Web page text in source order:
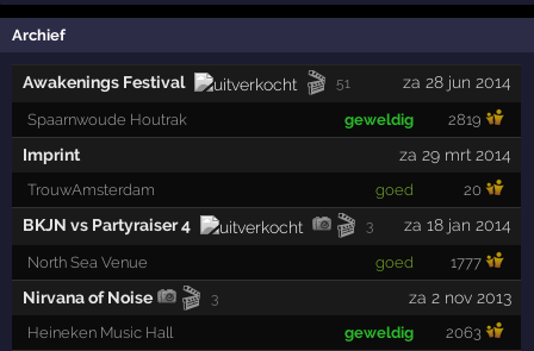
Archief
Awakenings Festival 🎬 51 za 28 jun 2014
Spaarnwoude Houtrak geweldig 2819
Imprint za 29 mrt 2014
TrouwAmsterdam goed 20
BKJN vs Partyraiser 4 🎬 3 za 18 jan 2014
North Sea Venue goed 1777
Nirvana of Noise 🎬 3 za 2 nov 2013
Heineken Music Hall geweldig 2063